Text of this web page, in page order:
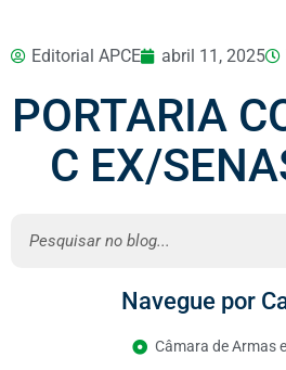
Editorial APCE abril 11, 2025
PORTARIA
C EX/
Navegue por
Câmara de Armas